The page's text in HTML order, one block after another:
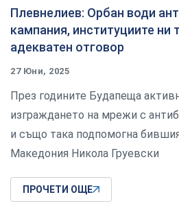
Плевнелиев: Орбан води
кампания, институциите ни
адекватен отговор
27 Юни, 2025
През годините Будапеща
изграждането на мрежи с
и също така подпомогна
Македония Никола Груевски
ПРОЧЕТИ ОЩЕ